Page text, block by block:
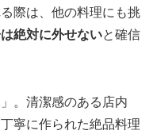
際は、他の料理にも挑
絶対に外せないと確信
。清潔感のある店内
寧に作られた絶品料理